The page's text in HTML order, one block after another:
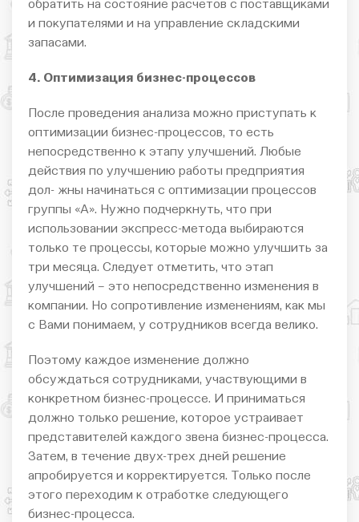
обратить на состояние расчетов с поставщиками
и покупателями и на управление складскими
запасами.
4. Оптимизация бизнес-процессов
После проведения анализа можно приступать к
оптимизации бизнес-процессов, то есть
непосредственно к этапу улучшений. Любые
действия по улучшению работы предприятия
дол- жны начинаться с оптимизации процессов
группы «А». Нужно подчеркнуть, что при
использовании экспресс-метода выбираются
только те процессы, которые можно улучшить за
три месяца. Следует отметить, что этап
улучшений – это непосредственно изменения в
компании. Но сопротивление изменениям, как мы
с Вами понимаем, у сотрудников всегда велико.
Поэтому каждое изменение должно
обсуждаться сотрудниками, участвующими в
конкретном бизнес-процессе. И приниматься
должно только решение, которое устраивает
представителей каждого звена бизнес-процесса.
Затем, в течение двух-трех дней решение
апробируется и корректируется. Только после
этого переходим к отработке следующего
бизнес-процесса.